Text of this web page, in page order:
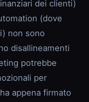
dei clienti)
(dove
non sono
disallineamenti
potrebbe
per
appena firmato